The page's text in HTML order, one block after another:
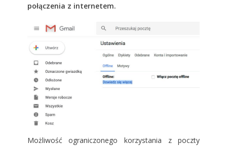
połączenia z internetem.
Możliwość ograniczonego korzystania z poczty